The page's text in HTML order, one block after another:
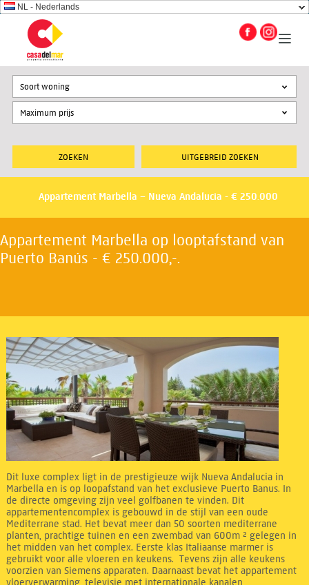
NL - Nederlands
UITGEBREID ZOEKEN
Soort woning
Appartement Marbella – Nueva Andalucia - € 250.000
Appartement Marbella op looptafstand van
Puerto Banús - € 250.000,-.
Dit luxe complex ligt in de prestigieuze wijk Nueva Andalucia in
Marbella en is op loopafstand van het exclusieve Puerto Banus. In
de directe omgeving zijn veel golfbanen te vinden. Dit
appartementencomplex is gebouwd in de stijl van een oude
Mediterrane stad. Het bevat meer dan 50 soorten mediterrane
planten, prachtige tuinen en een zwembad van 600m ² gelegen in
het midden van het complex. Eerste klas Italiaanse marmer is
gebruikt voor alle vloeren en keukens. Tevens zijn alle keukens
voorzien van Siemens apparaten. Daarnaast bevat het appartement
vloerverwarming, televisie met internationale kanalen,